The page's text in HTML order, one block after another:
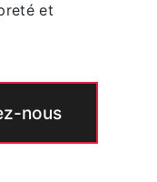
et
nous